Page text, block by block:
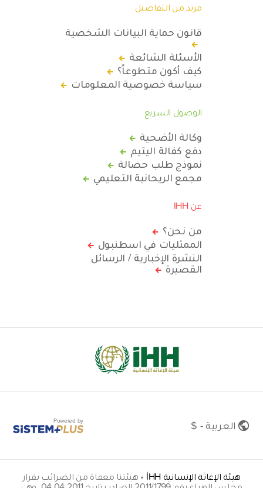
مزيد من التفاصيل
قانون حماية البيانات الشخصية
الأسئلة الشائعة
كيف أكون متطوعاً؟
سياسة خصوصية المعلومات
الوصول السريع
وكالة الأضحية
دفع كفالة اليتيم
نموذج طلب حصالة
مجمع الريحانية التعليمي
عن IHH
من نحن؟
الممثليات في اسطنبول
النشرة الإخبارية / الرسائل
القصيرة
العربية - $ Powered by
هيئة الإغاثة الإنسانية İHH • هيئتنا معفاة من الضرائب بقرار